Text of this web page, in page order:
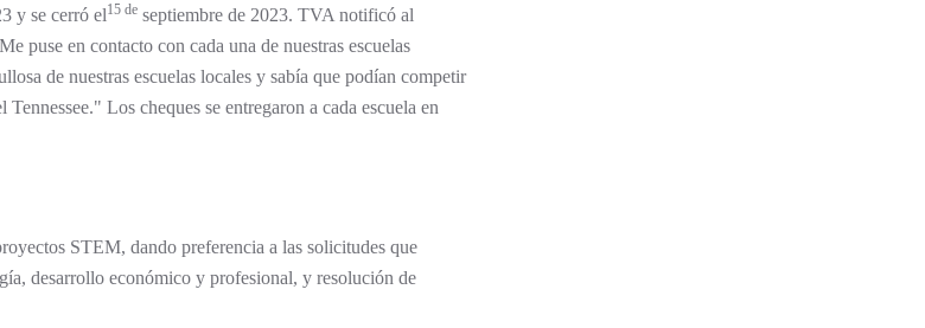
y se cerró el15 de septiembre de 2023. TVA notificó al
puse en contacto con cada una de nuestras escuelas
de nuestras escuelas locales y sabía que podían competir
Los cheques se entregaron a cada escuela en
STEM, dando preferencia a las solicitudes que
desarrollo económico y profesional, y resolución de